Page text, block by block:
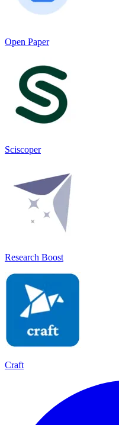
Open Paper
Sciscoper
Research Boost
Craft